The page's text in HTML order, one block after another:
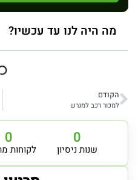
מה היה לנו עד עכשיו?
הקודם
למכור רכב למגרש
שנות ניסיון
0
לקוחות
0